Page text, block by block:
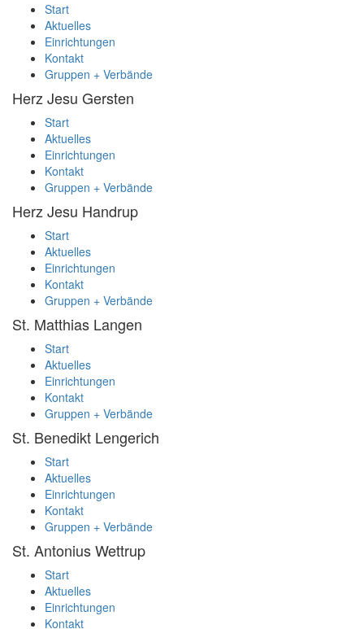
Start
Aktuelles
Einrichtungen
Kontakt
Gruppen + Verbände
Herz Jesu Gersten
Start
Aktuelles
Einrichtungen
Kontakt
Gruppen + Verbände
Herz Jesu Handrup
Start
Aktuelles
Einrichtungen
Kontakt
Gruppen + Verbände
St. Matthias Langen
Start
Aktuelles
Einrichtungen
Kontakt
Gruppen + Verbände
St. Benedikt Lengerich
Start
Aktuelles
Einrichtungen
Kontakt
Gruppen + Verbände
St. AntoniusWettrup
Start
Aktuelles
Einrichtungen
Kontakt